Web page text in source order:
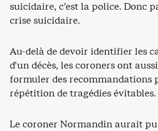
suicidaire, c’est la police. Donc
crise suicidaire.
Au-delà de devoir identifier les
d’un décès, les coroners ont
formuler des recommandations
répétition de tragédies évitables.
Le coroner Normandin aurait